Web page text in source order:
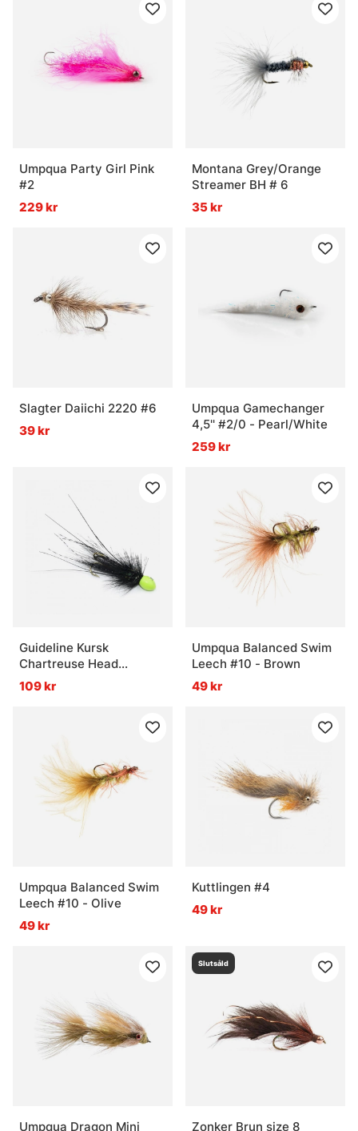
Umpqua Party Girl Pink
#2
229 kr
Montana Grey/Orange
Streamer BH # 6
35 kr
Slagter Daiichi 2220 #6
39 kr
Umpqua Gamechanger
4,5'' #2/0 - Pearl/White
259 kr
Guideline Kursk
Chartreuse Head
Medium
109 kr
Umpqua Balanced Swim
Leech #10 - Brown
49 kr
Umpqua Balanced Swim
Leech #10 - Olive
49 kr
Kuttlingen #4
49 kr
Umpqua Dragon Mini
Slutsåld
Zonker Brun size 8